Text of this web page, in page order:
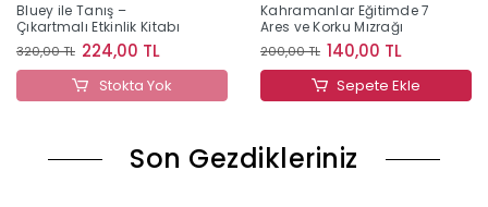
Bluey ile Tanış –
Çıkartmalı Etkinlik Kitabı
320,00 TL 224,00 TL
Stokta Yok
Kahramanlar Eğitimde 7
Ares ve Korku Mızrağı
200,00 TL 140,00 TL
Sepete Ekle
Son Gezdikleriniz